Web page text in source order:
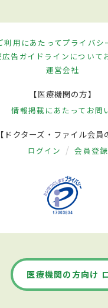
利用にあたってプライバシ
広告ガイドラインについて
運営会社
【医療機関の方】
情報掲載にあたって お問
【ドクターズ・ファイル会員
ログイン 会員登録
医療機関の方向け